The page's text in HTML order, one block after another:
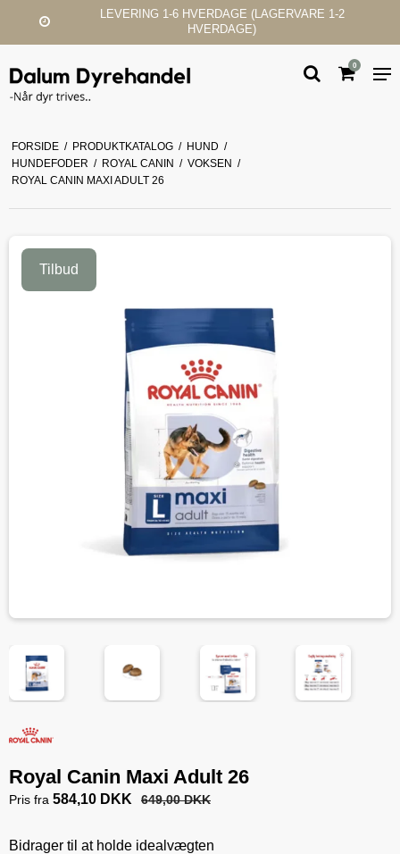
KUNDESERVICE & SUPPORT
0
FORSIDE / PRODUKTKATALOG / HUND /
HUNDEFODER / ROYAL CANIN / VOKSEN /
ROYAL CANIN MAXI ADULT 26
Tilbud
Royal Canin Maxi Adult 26
Pris fra 584,10 DKK 649,00 DKK
Bidrager til at holde idealvægten